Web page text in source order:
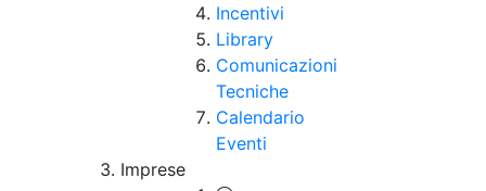
Incentivi
Library
Comunicazioni
Tecniche
Calendario
Eventi
Imprese